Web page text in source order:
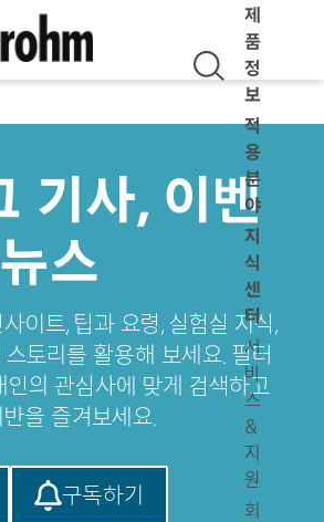
제
품
정
보
적
용
분
야
지
식
센
터
서
비
스
&
지
원
회
기사, 이벤
스
이트, 팁과 요령, 실험실 지식,
토리를 활용해 보세요. 필터
인의 관심사에 맞게 검색하고
을 즐겨보세요.
구독하기